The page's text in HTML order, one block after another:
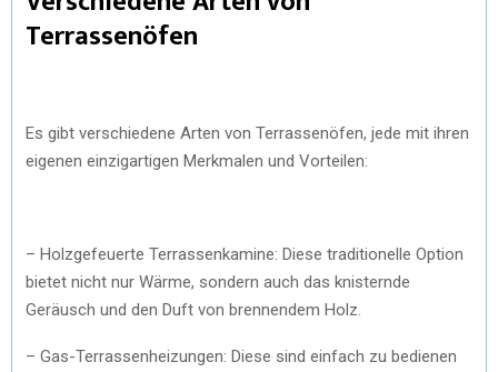
Terrassenöfen
Es gibt verschiedene Arten von Terrassenöfen, jede mit ihren
eigenen einzigartigen Merkmalen und Vorteilen:
– Holzgefeuerte Terrassenkamine: Diese traditionelle Option
bietet nicht nur Wärme, sondern auch das knisternde
Geräusch und den Duft von brennendem Holz.
– Gas-Terrassenheizungen: Diese sind einfach zu bedienen